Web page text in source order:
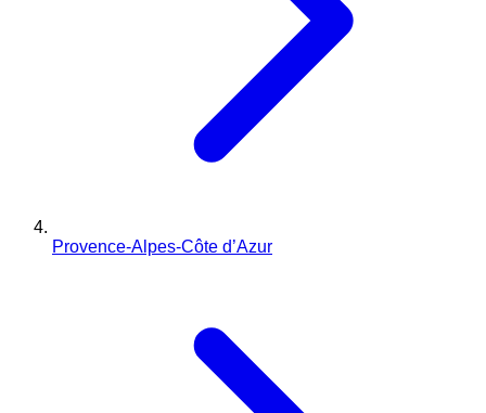
Provence-Alpes-Côte d’Azur